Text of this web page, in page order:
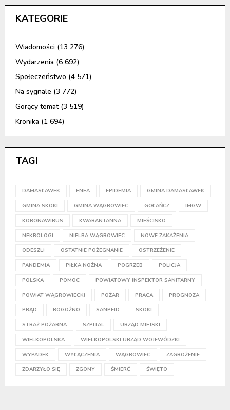
KATEGORIE
Wiadomości (13 276)
Wydarzenia (6 692)
Społeczeństwo (4 571)
Na sygnale (3 772)
Gorący temat(3 519)
Kronika (1 694)
TAGI
DAMASŁAWEK ENEA EPIDEMIA GMINA DAMASŁAWEK
GMINA SKOKI GMINA WĄGROWIEC GOŁAŃCZ IMGW
KORONAWIRUS KWARANTANNA MIEŚCISKO
NEKROLOGI NIELBA WĄGROWIEC NOWE ZAKAŻENIA
ODESZLI OSTATNIE POŻEGNANIE OSTRZEŻENIE
PANDEMIA PIŁKA NOŻNA POGRZEB POLICJA
POLSKA POMOC POWIATOWY INSPEKTOR SANITARNY
POWIAT WĄGROWIECKI POŻAR PRACA PROGNOZA
PRĄD ROGOŹNO SANPEID SKOKI
STRAŻ POŻARNA SZPITAL URZĄD MIEJSKI
WIELKOPOLSKA WIELKOPOLSKI URZĄD WOJEWÓDZKI
WYPADEK WYŁĄCZENIA WĄGROWIEC ZAGROŻENIE
ZDARZYŁO SIĘ ZGONY ŚMIERĆ ŚWIĘTO